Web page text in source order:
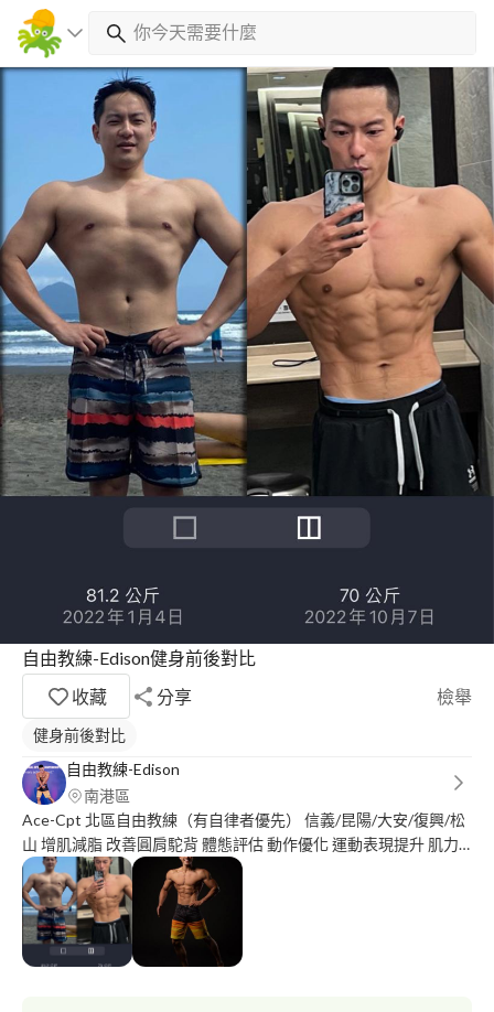
自由教練-Edison健身前後對比
收藏
分享 檢舉
健身前後對比
自由教練-Edison
南港區
Ace-Cpt 北區自由教練（有自律者優先） 信義/昆陽/大安/復興/松
山 增肌減脂 改善圓肩駝背 體態評估 動作優化 運動表現提升 肌力
提升